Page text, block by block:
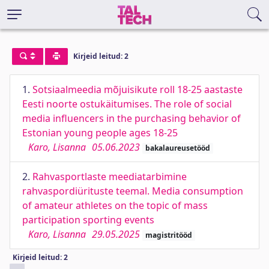
Kirjeid leitud: 2
1. Sotsiaalmeedia mõjuisikute roll 18-25 aastaste
Eesti noorte ostukäitumises. The role of social
media influencers in the purchasing behavior of
Estonian young people ages 18-25
Karo, Lisanna 05.06.2023 bakalaureusetööd
2. Rahvasportlaste meediatarbimine
rahvaspordiürituste teemal. Media consumption
of amateur athletes on the topic of mass
participation sporting events
Karo, Lisanna 29.05.2025 magistritööd
Kirjeid leitud: 2